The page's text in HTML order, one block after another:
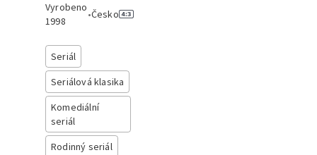
Vyrobeno
1998
•Česko
Seriál
Seriálová klasika
Komediální
seriál
Rodinný seriál